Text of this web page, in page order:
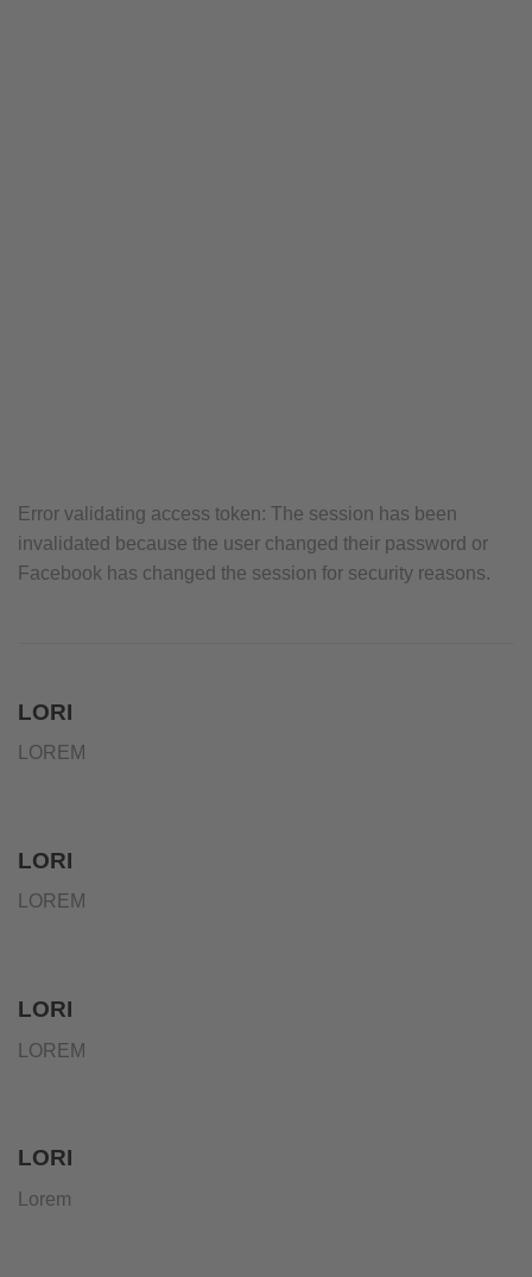
Error validating access token: The session has been
invalidated because the user changed their password or
Facebook has changed the session for security reasons.
LORI
LOREM
LORI
LOREM
LORI
LOREM
LORI
Lorem